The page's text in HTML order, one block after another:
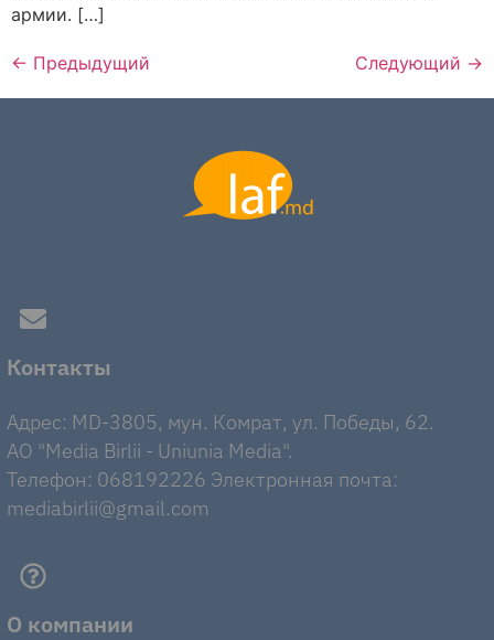
армии. […]
← Предыдущий Следующий →
Контакты
Адрес: MD-3805, мун. Комрат, ул. Победы, 62.
AO "Media Birlii - Uniunia Media".
Телефон: 068192226 Электронная почта:
mediabirlii@gmail.com
О компании